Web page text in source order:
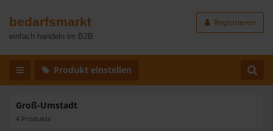
bedarfsmarkt
einfach handeln im B2B
Registrieren
Produkt einstellen
Groß-Umstadt
4 Produkte